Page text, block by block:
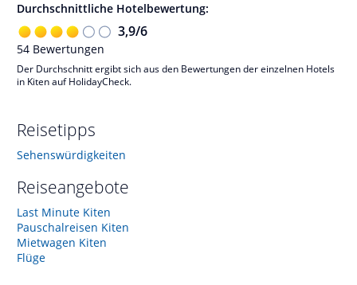
Durchschnittliche Hotelbewertung:
3,9/6
54 Bewertungen
Der Durchschnitt ergibt sich aus den Bewertungen der einzelnen Hotels
in Kiten auf HolidayCheck.
Reisetipps
Sehenswürdigkeiten
Reiseangebote
Last Minute Kiten
Pauschalreisen Kiten
Mietwagen Kiten
Flüge